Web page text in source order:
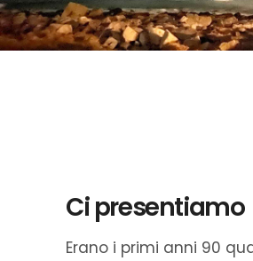
Ci presentiamo
Erano i primi anni 90